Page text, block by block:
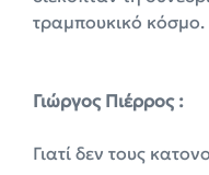
τραμπουκικό κόσμο.
Γιώργος Πιέρρος :
Γιατί δεν τους